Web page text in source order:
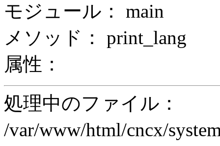
モジュール： main
メソッド： print_lang
属性：
処理中のファイル：
/var/www/html/cncx/